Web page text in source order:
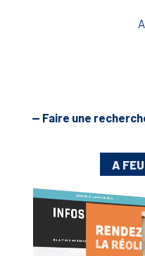
— Faire une
A